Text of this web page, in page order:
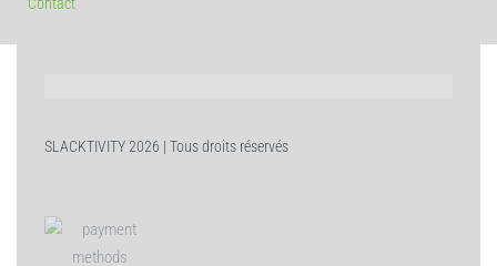
SLACKTIVITY 2026 | Tous droits réservés